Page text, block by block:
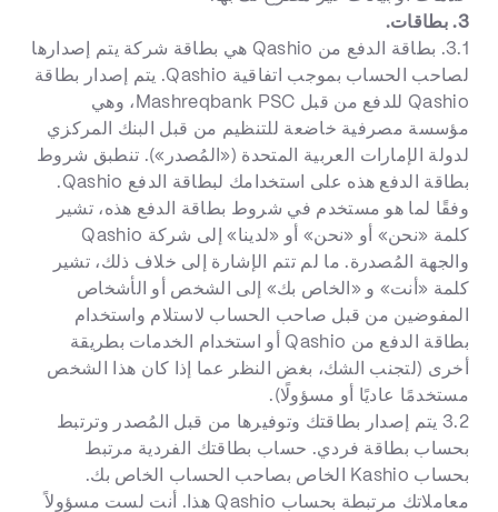
3. بطاقات.
3.1. بطاقة الدفع من Qashio هي بطاقة شركة يتم إصدارها
لصاحب الحساب بموجب اتفاقية Qashio. يتم إصدار بطاقة
Qashio للدفع من قبل Mashreqbank PSC، وهي
مؤسسة مصرفية خاضعة للتنظيم من قبل البنك المركزي
لدولة الإمارات العربية المتحدة («المُصدر»). تنطبق شروط
بطاقة الدفع هذه على استخدامك لبطاقة الدفع Qashio.
وفقًا لما هو مستخدم في شروط بطاقة الدفع هذه، تشير
كلمة «نحن» أو «نحن» أو «لدينا» إلى شركة Qashio
والجهة المُصدرة. ما لم تتم الإشارة إلى خلاف ذلك، تشير
كلمة «أنت» و «الخاص بك» إلى الشخص أو الأشخاص
المفوضين من قبل صاحب الحساب لاستلام واستخدام
بطاقة الدفع من Qashio أو استخدام الخدمات بطريقة
أخرى (لتجنب الشك، بغض النظر عما إذا كان هذا الشخص
مستخدمًا عاديًا أو مسؤولًا).
3.2 يتم إصدار بطاقتك وتوفيرها من قبل المُصدر وترتبط
بحساب بطاقة فردي. حساب بطاقتك الفردية مرتبط
بحساب Kashio الخاص بصاحب الحساب الخاص بك.
معاملاتك مرتبطة بحساب Qashio هذا. أنت لست مسؤولاً